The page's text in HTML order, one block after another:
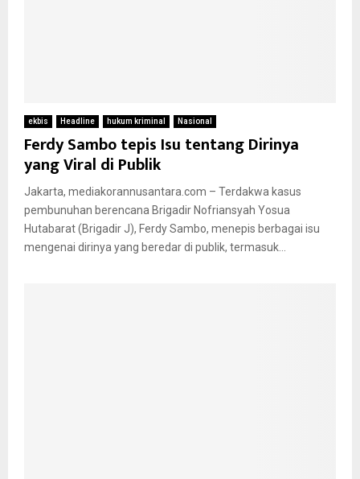
ekbis Headline hukum kriminal Nasional
Ferdy Sambo tepis Isu tentang Dirinya
yang Viral di Publik
Jakarta, mediakorannusantara.com – Terdakwa kasus
pembunuhan berencana Brigadir Nofriansyah Yosua
Hutabarat (Brigadir J), Ferdy Sambo, menepis berbagai isu
mengenai dirinya yang beredar di publik, termasuk...